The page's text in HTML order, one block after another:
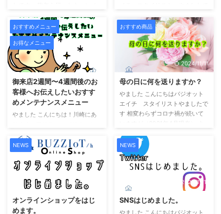
あります。 ダブルカラーを経験
した事がない方にとっては ...
す！ 前回は当たりが出ると景品
と交換でしたが 今回はシンプル
に…. サロンで使える 商 品
券！をプレゼント！ シンプルイ
ズベストです。 さらに前回同様
にハズレが出ても 後日クジに記
載されている番号で抽選し（当選
発表日は2022年2月７日） 以下
のJCBギフトカードが当たる可能
性がございます。 特賞
は….. 男性のお客様の御来店が増
加しています。 なんでしょう….
内装が男性好みだからでしょう
か？（もちろん女性のお客様ウェ
ルカムです） はたまた当店のミ
ラーロイドという鏡が男性のテク
ノロジー心を揺さぶるのでしょう
か…. そういえばこの間メンズ客
に支持されるサロンという事で美
容雑誌に掲載されたりしていまし
おすすめメニュー
お得なメニュー
2024/11/11
御来店2週間〜4週間後のお
客様へお伝えしたいおすす
めメンテナンスメニュー
やました こんにちは！川崎にあ
イチ スタイリスト やましたで
す。 前回サロンに行ってからま
だ1ヶ月も立たないけど...... なん
か.....少し気になってきたなぁで
のもどうかなぁ..... でもやっぱり
せんか？ そんなお客様の為に当
おすすめ商品
2024/11/11
母の日に何を送りますか？
やました こんにちはバジオット
エイチ スタイリストやましたで
す 相変わらずコロナ禍が続いて
したね.... お客様やたまたま通り
がかってこのウェブサイトをご覧
いただいている方いかがお過ごし
でしょうか？ 春といえば....そう
ですね.... 現在はコロナ禍で行動
が制限されて中々予定を立てるの
が難しいかと思われますが ゴー
ルデンウィークなどがありぽかぽ
NEWS
2024/11/11
オンラインショップをはじ
めます。
NEWS
2024/11/11
SNSはじめました。
やました こんにちはバジオット